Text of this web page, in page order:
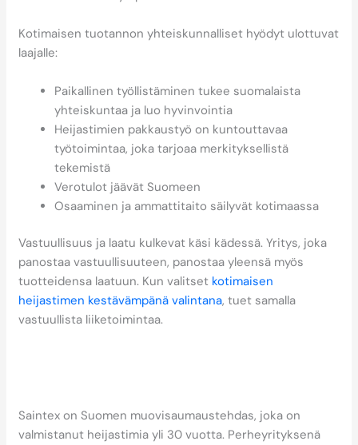
Kotimaisen tuotannon yhteiskunnalliset hyödyt ulottuvat
laajalle:
Paikallinen työllistäminen tukee suomalaista
yhteiskuntaa ja luo hyvinvointia
Heijastimien pakkaustyö on kuntouttavaa
työtoimintaa, joka tarjoaa merkityksellistä
tekemistä
Verotulot jäävät Suomeen
Osaaminen ja ammattitaito säilyvät kotimaassa
Vastuullisuus ja laatu kulkevat käsi kädessä. Yritys, joka
panostaa vastuullisuuteen, panostaa yleensä myös
tuotteidensa laatuun. Kun valitset kotimaisen
heijastimen kestävämpänä valintana, tuet samalla
vastuullista liiketoimintaa.
Saintex on Suomen muovisaumaustehdas, joka on
valmistanut heijastimia yli 30 vuotta. Perheyrityksenä